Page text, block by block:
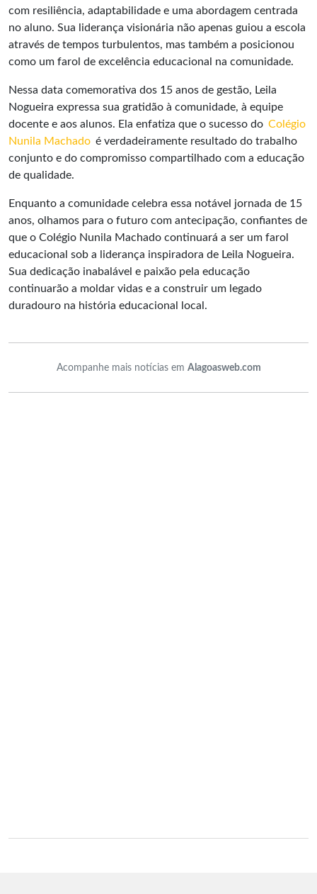
com resiliência, adaptabilidade e uma abordagem centrada
no aluno. Sua liderança visionária não apenas guiou a escola
através de tempos turbulentos, mas também a posicionou
como um farol de excelência educacional na comunidade.
Nessa data comemorativa dos 15 anos de gestão, Leila
Nogueira expressa sua gratidão à comunidade, à equipe
docente e aos alunos. Ela enfatiza que o sucesso do Colégio
Nunila Machado é verdadeiramente resultado do trabalho
conjunto e do compromisso compartilhado com a educação
de qualidade.
Enquanto a comunidade celebra essa notável jornada de 15
anos, olhamos para o futuro com antecipação, confiantes de
que o Colégio Nunila Machado continuará a ser um farol
educacional sob a liderança inspiradora de Leila Nogueira.
Sua dedicação inabalável e paixão pela educação
continuarão a moldar vidas e a construir um legado
duradouro na história educacional local.
Acompanhe mais notícias em Alagoasweb.com